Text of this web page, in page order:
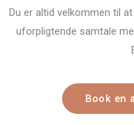
Du er altid velkommen til
uforpligtende samtale
Book en